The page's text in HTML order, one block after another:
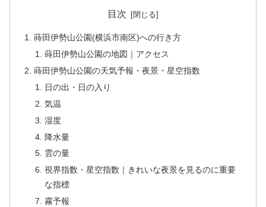
目次
蒔田伊勢山公園(横浜市南区)への行き方
蒔田伊勢山公園の地図｜アクセス
蒔田伊勢山公園の天気予報・夜景・星空指数
日の出・日の入り
気温
湿度
降水量
雲の量
視界指数・星空指数｜きれいな夜景を見るのに重要
な指標
霧予報